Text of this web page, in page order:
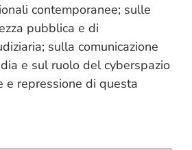
contemporanee; sulle
pubblica e di
sulla comunicazione
e sul ruolo del cyberspazio
e repressione di questa